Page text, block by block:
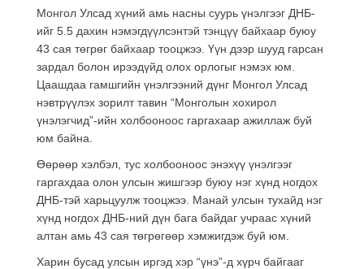
Монгол Улсад хүний амь насны суурь үнэлгээг ДНБ-
ийг 5.5 дахин нэмэгдүүлсэнтэй тэнцүү байхаар буюу
43 сая төгрөг байхаар тооцжээ. Үүн дээр шууд гарсан
зардал болон ирээдүйд олох орлогыг нэмэх юм.
Цаашдаа гамшгийн үнэлгээний дүнг Монгол Улсад
нэвтрүүлэх зорилт тавин “Монголын хохирол
үнэлэгчид”-ийн холбооноос гаргахаар ажиллаж буй
юм байна.
Өөрөөр хэлбэл, тус холбооноос энэхүү үнэлгээг
гаргахдаа олон улсын жишгээр буюу нэг хүнд ногдох
ДНБ-тэй харьцуулж тооцжээ. Манай улсын тухайд нэг
хүнд ногдох ДНБ-ний дүн бага байдаг учраас хүний
алтан амь 43 сая төгрөгөөр хэмжигдэж буй юм.
Харин бусад улсын иргэд хэр “үнэ”-д хүрч байгааг